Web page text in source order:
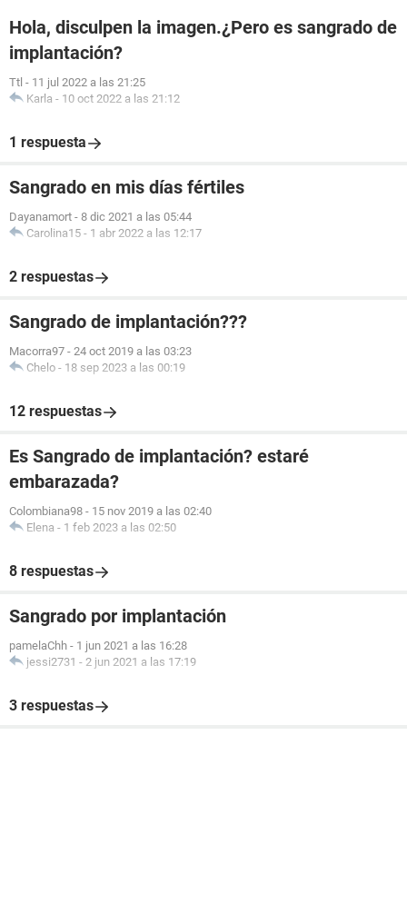
Hola, disculpen la imagen.¿Pero es sangrado de
implantación?
Ttl - 11 jul 2022 a las 21:25
Karla - 10 oct 2022 a las 21:12
1 respuesta
Sangrado en mis días fértiles
Dayanamort - 8 dic 2021 a las 05:44
Carolina15 - 1 abr 2022 a las 12:17
2 respuestas
Sangrado de implantación???
Macorra97 - 24 oct 2019 a las 03:23
Chelo - 18 sep 2023 a las 00:19
12 respuestas
Es Sangrado de implantación? estaré
embarazada?
Colombiana98 - 15 nov 2019 a las 02:40
Elena - 1 feb 2023 a las 02:50
8 respuestas
Sangrado por implantación
pamelaChh - 1 jun 2021 a las 16:28
jessi2731 - 2 jun 2021 a las 17:19
3 respuestas